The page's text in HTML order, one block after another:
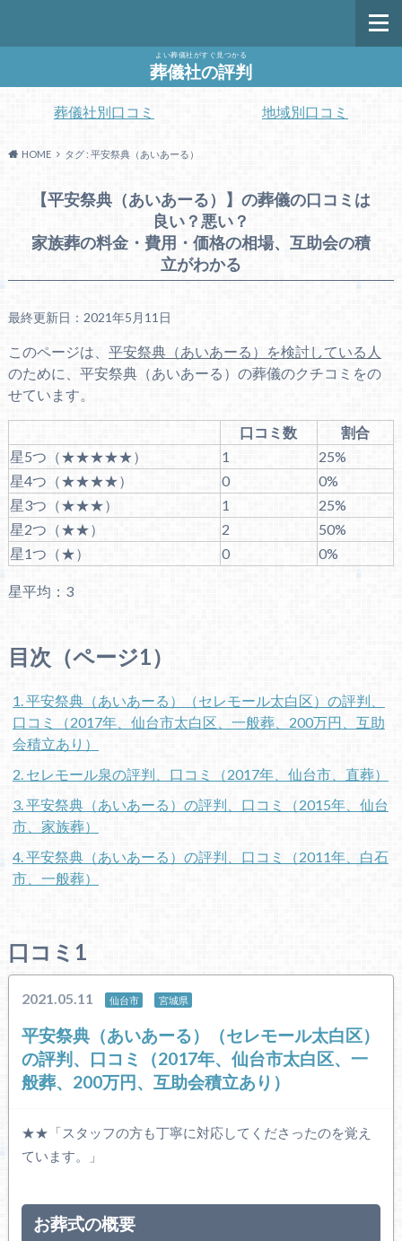
よい葬儀社がすぐ見つかる
葬儀社の評判
葬儀社別口コミ 地域別口コミ
HOME タグ : 平安祭典（あいあーる）
【平安祭典（あいあーる）】の葬儀の口コミは
良い？悪い？
家族葬の料金・費用・価格の相場、互助会の積
立がわかる
最終更新日：2021年5月11日
このページは、 平安祭典（あいあーる）を検討している人
のために、平安祭典（あいあーる）の葬儀のクチコミをの
せています。
口コミ数
割合
星5つ（★★★★★）
1
25%
星4つ（★★★★）
0
0%
星3つ（★★★）
1
25%
星2つ（★★）
2
50%
星1つ（★）
0 0%
星平均：3
目次（ページ1）
1. 平安祭典（あいあーる）（セレモール太白区）の評判、
口コミ（2017年、仙台市太白区、一般葬、200万円、互助
会積立あり）
2. セレモール泉の評判、口コミ（2017年、仙台市、直葬）
3. 平安祭典（あいあーる）の評判、口コミ（2015年、仙台
市、家族葬）
4. 平安祭典（あいあーる）の評判、口コミ（2011年、白石
市、一般葬）
口コミ1
2021.05.11 仙台市 宮城県
平安祭典（あいあーる）（セレモール太白区）
の評判、口コミ（2017年、仙台市太白区、一
般葬、200万円、互助会積立あり）
★★「スタッフの方も丁寧に対応してくださったのを覚え
ています。」
お葬式の概要